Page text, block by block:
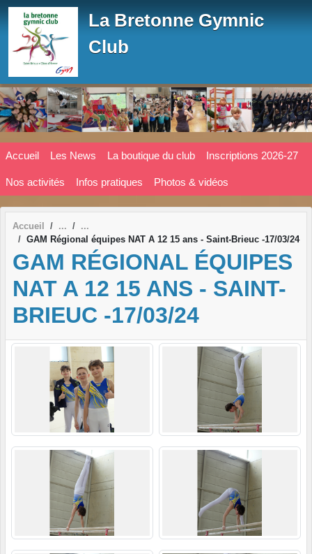
La Bretonne Gymnic
Club
Accueil Les News La boutique du club Inscriptions 2026-27
Nos activités Infos pratiques Photos & vidéos
Accueil
GAM Régional équipes NAT A 12 15 ans - Saint-Brieuc -17/03/24
GAM RÉGIONAL ÉQUIPES
NAT A 12 15 ANS - SAINT-
BRIEUC -17/03/24
Panneau de gestion des cookies